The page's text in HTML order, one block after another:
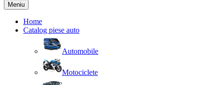
Meniu
Home
Catalog piese auto
Automobile
Motociclete